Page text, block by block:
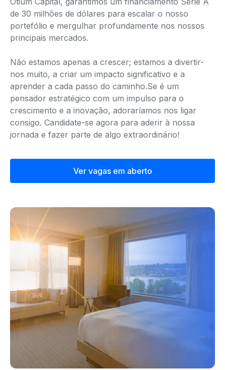
de 30 milhões de dólares para escalar o nosso
portefólio e mergulhar profundamente nos nossos
principais mercados.
Não estamos apenas a crescer; estamos a divertir-
nos muito, a criar um impacto significativo e a
aprender a cada passo do caminho.Se é um
pensador estratégico com um impulso para o
crescimento e a inovação, adoraríamos nos ligar
consigo. Candidate-se agora para aderir à nossa
jornada e fazer parte de algo extraordinário!
Ver vagas em aberto